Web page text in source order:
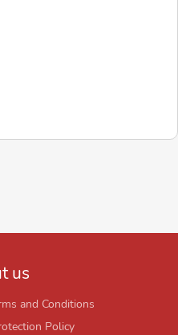
us
and Conditions
Policy